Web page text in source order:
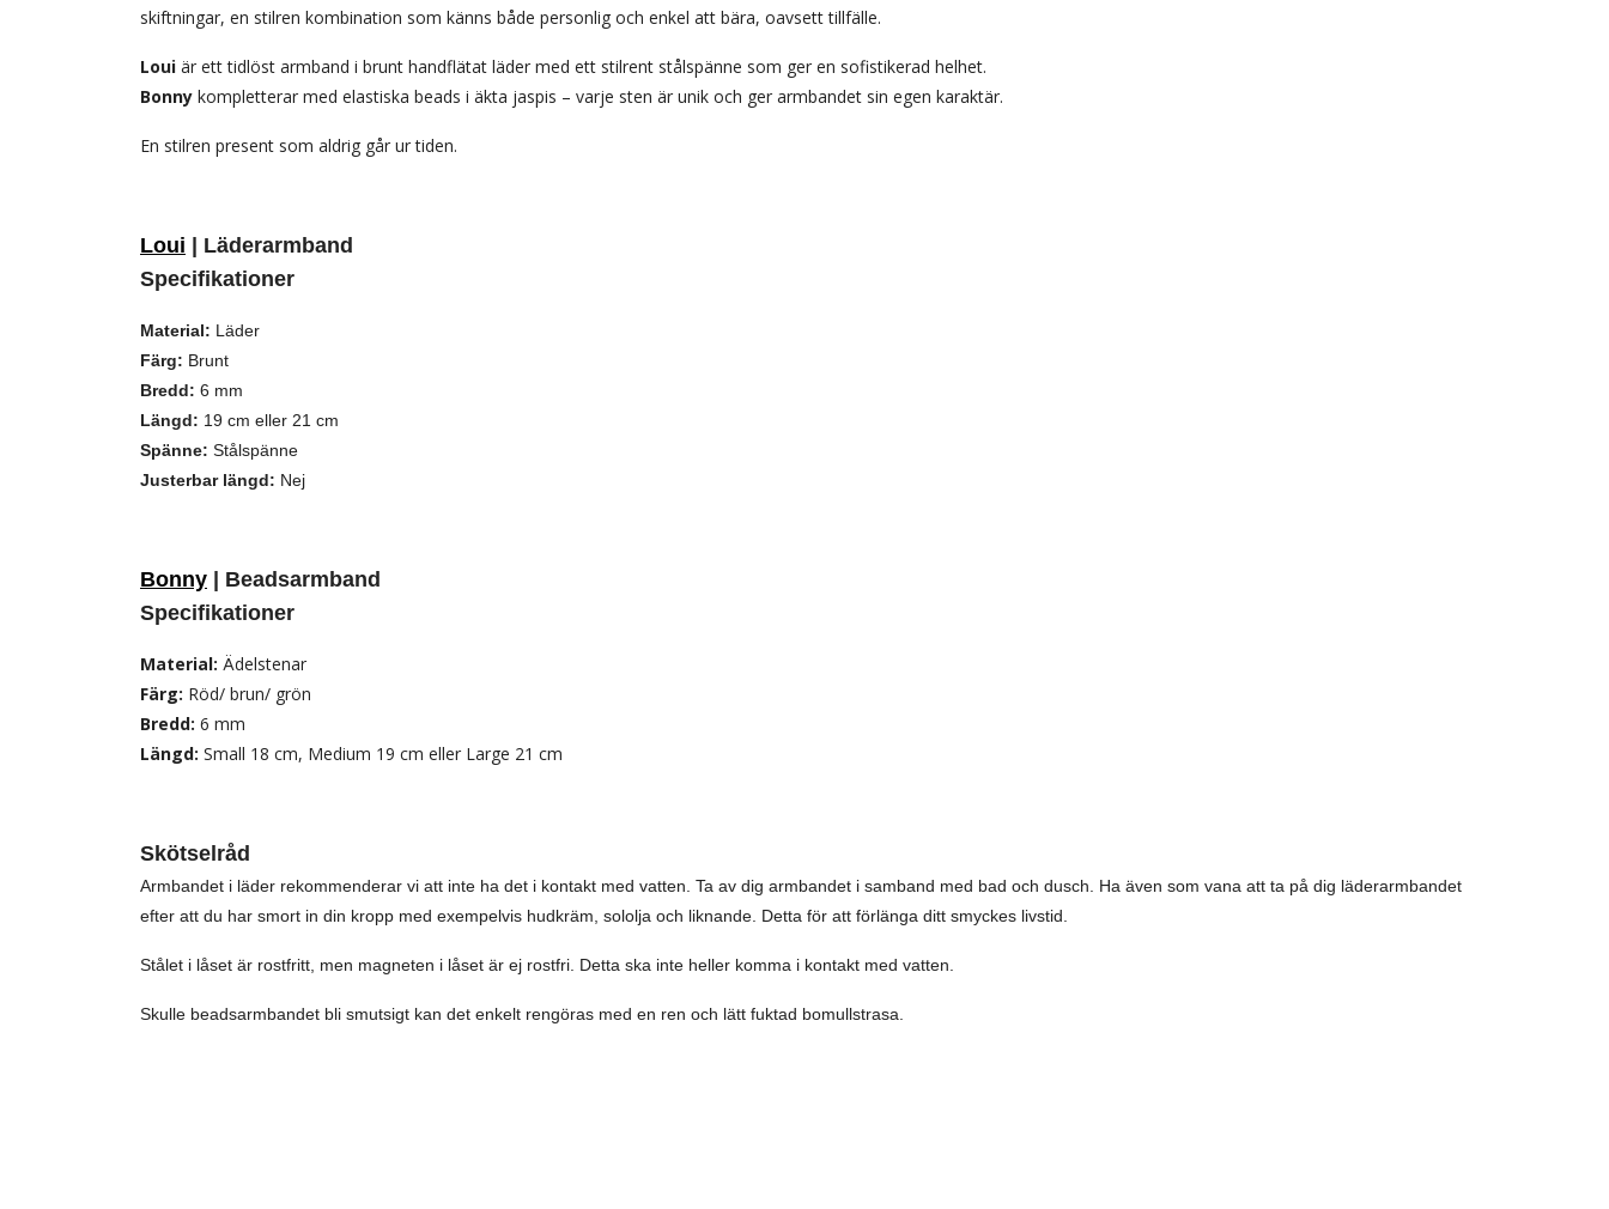
skiftningar, en stilren kombination som känns både personlig och enkel att bära, oavsett tillfälle.
Loui är ett tidlöst armband i brunt handflätat läder med ett stilrent stålspänne som ger en sofistikerad helhet.
Bonny kompletterar med elastiska beads i äkta jaspis – varje sten är unik och ger armbandet sin egen karaktär.
En stilren present som aldrig går ur tiden.
Loui | Läderarmband
Specifikationer
Material: Läder
Färg: Brunt
Bredd: 6 mm
Längd: 19 cm eller 21 cm
Spänne: Stålspänne
Justerbar längd: Nej
Bonny | Beadsarmband
Specifikationer
Material: Ädelstenar
Färg: Röd/ brun/ grön
Bredd: 6 mm
Längd: Small 18 cm, Medium 19 cm eller Large 21 cm
Skötselråd
Armbandet i läder rekommenderar vi att inte ha det i kontakt med vatten. Ta av dig armbandet i samband med bad och dusch. Ha även som vana att ta på dig läderarmbandet
efter att du har smort in din kropp med exempelvis hudkräm, sololja och liknande. Detta för att förlänga ditt smyckes livstid.
Stålet i låset är rostfritt, men magneten i låset är ej rostfri. Detta ska inte heller komma i kontakt med vatten.
Skulle beadsarmbandet bli smutsigt kan det enkelt rengöras med en ren och lätt fuktad bomullstrasa.